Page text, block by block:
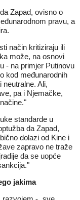
Zapad, ovisno o
pravu, a
način kritiziraju ili
može, na osnovi
- na primjer Putinovu
kod međunarodnih
neutralne. Ali,
pa i Njemačke,
standarde u
da Zapad,
dolazi od Kine i
zapravo ne traže
da se uopće
jakima